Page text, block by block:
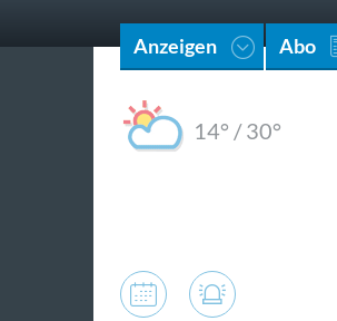
Anzeigen Abo
14° /30°